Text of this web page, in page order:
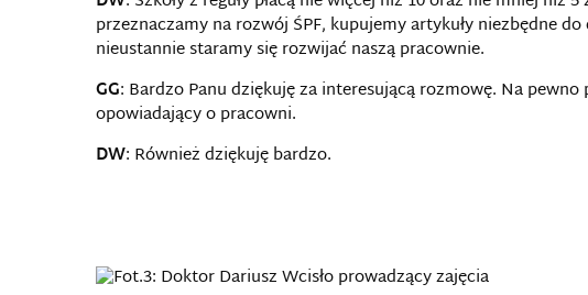
przeznaczamy na rozwój ŚPF, kupujemy artykuły niezbędne
nieustannie staramy się rozwijać naszą pracownie.
GG: Bardzo Panu dziękuję za interesującą rozmowę. Na
opowiadający o pracowni.
DW: Również dziękuję bardzo.